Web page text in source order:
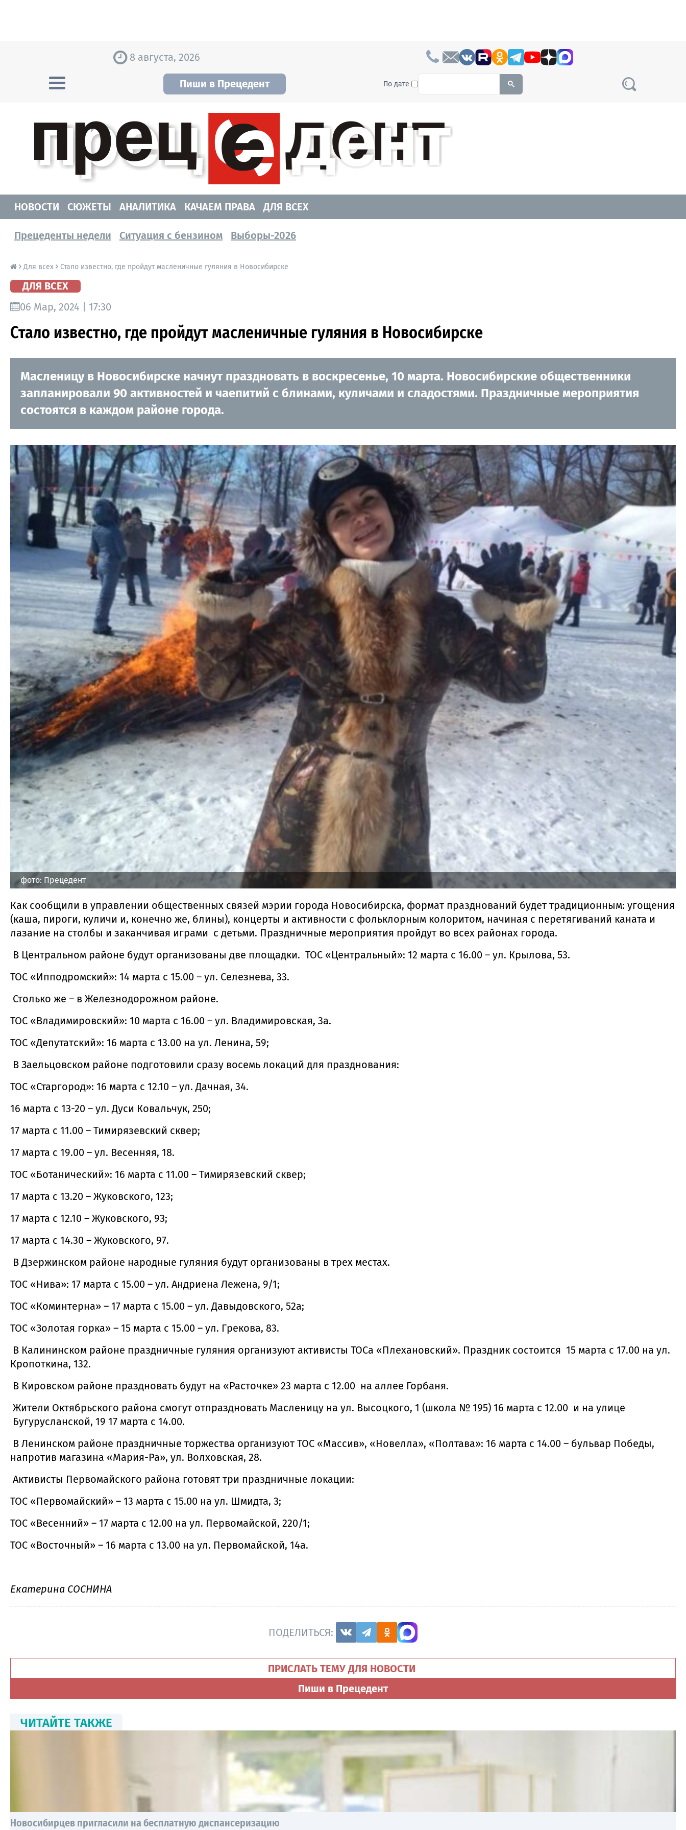
8 августа, 2026
Пиши в Прецедент По дате To search this site, enter a search term
НОВОСТИ
СЮЖЕТЫ АНАЛИТИКА КАЧАЕМ ПРАВА ДЛЯ ВСЕХ
Прецеденты недели Ситуация с бензином Выборы-2026
Для всех Стало известно, где пройдут масленичные гуляния в Новосибирске
ДЛЯ ВСЕХ
06 Мар, 2024 | 17:30
Стало известно, где пройдут масленичные гуляния в Новосибирске
Масленицу в Новосибирске начнут праздновать в воскресенье, 10 марта. Новосибирские общественники
запланировали 90 активностей и чаепитий с блинами, куличами и сладостями. Праздничные мероприятия
состоятся в каждом районе города.
фото: Прецедент
Как сообщили в управлении общественных связей мэрии города Новосибирска, формат празднований будет традиционным: угощения
(каша, пироги, куличи и, конечно же, блины), концерты и активности с фольклорным колоритом, начиная с перетягиваний каната и
лазание на столбы и заканчивая играми с детьми. Праздничные мероприятия пройдут во всех районах города.
В Центральном районе будут организованы две площадки. ТОС «Центральный»: 12 марта с 16.00 – ул. Крылова, 53.
ТОС «Ипподромский»: 14 марта с 15.00 – ул. Селезнева, 33.
Столько же – в Железнодорожном районе.
ТОС «Владимировский»: 10 марта с 16.00 – ул. Владимировская, 3а.
ТОС «Депутатский»: 16 марта с 13.00 на ул. Ленина, 59;
В Заельцовском районе подготовили сразу восемь локаций для празднования:
ТОС «Старгород»: 16 марта с 12.10 – ул. Дачная, 34.
16 марта с 13-20 – ул. Дуси Ковальчук, 250;
17 марта с 11.00 – Тимирязевский сквер;
17 марта с 19.00 – ул. Весенняя, 18.
ТОС «Ботанический»: 16 марта с 11.00 – Тимирязевский сквер;
17 марта с 13.20 – Жуковского, 123;
17 марта с 12.10 – Жуковского, 93;
17 марта с 14.30 – Жуковского, 97.
В Дзержинском районе народные гуляния будут организованы в трех местах.
ТОС «Нива»: 17 марта с 15.00 – ул. Андриена Лежена, 9/1;
ТОС «Коминтерна» – 17 марта с 15.00 – ул. Давыдовского, 52а;
ТОС «Золотая горка» – 15 марта с 15.00 – ул. Грекова, 83.
В Калининском районе праздничные гуляния организуют активисты ТОСа «Плехановский». Праздник состоится 15 марта с 17.00 на ул.
Кропоткина, 132.
В Кировском районе праздновать будут на «Расточке» 23 марта с 12.00 на аллее Горбаня.
Жители Октябрьского района смогут отпраздновать Масленицу на ул. Высоцкого, 1 (школа № 195) 16 марта с 12.00 и на улице
Бугурусланской, 19 17 марта с 14.00.
В Ленинском районе праздничные торжества организуют ТОС «Массив», «Новелла», «Полтава»: 16 марта с 14.00 – бульвар Победы,
напротив магазина «Мария-Ра», ул. Волховская, 28.
Активисты Первомайского района готовят три праздничные локации:
ТОС «Первомайский» – 13 марта с 15.00 на ул. Шмидта, 3;
ТОС «Весенний» – 17 марта с 12.00 на ул. Первомайской, 220/1;
ТОС «Восточный» – 16 марта с 13.00 на ул. Первомайской, 14а.
Екатерина СОСНИНА
ПОДЕЛИТЬСЯ:
ПРИСЛАТЬ ТЕМУ ДЛЯ НОВОСТИ
Пиши в Прецедент
ЧИТАЙТЕ ТАКЖЕ
Новосибирцев пригласили на бесплатную диспансеризацию